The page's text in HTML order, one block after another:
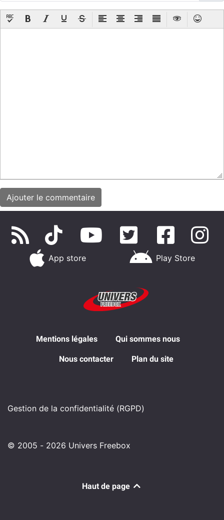
App store Play Store
Mentions légales Qui sommes nous
Nous contacter Plan du site
Gestion de la confidentialité (RGPD)
© 2005 - 2026 Univers Freebox
Haut de page